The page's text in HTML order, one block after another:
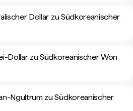
Dollar zu Südkoreanischer
Dollar zu Südkoreanischer Won
Ngultrum zu Südkoreanischer